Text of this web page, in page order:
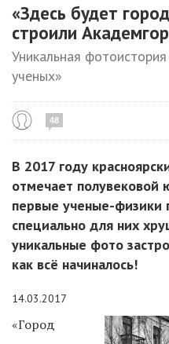
«Здесь будет
строили
Уникальная
ученых»
48
В 2017 году
отмечает полувековой
первые ученые-физики
специально для них
уникальные фото
как всё начиналось!
14.03.2017
«Город